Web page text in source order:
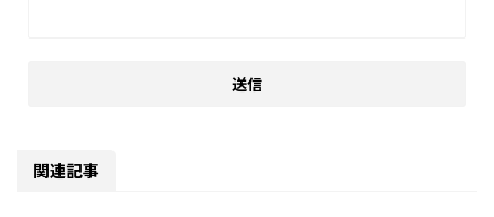
関連記事